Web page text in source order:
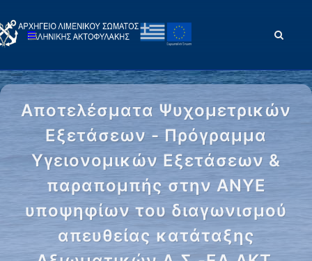
Αποτελέσματα Ψυχομετρικών
Εξετάσεων - Πρόγραμμα
Υγειονομικών Εξετάσεων &
παραπομπής στην ΑΝΥΕ
υποψηφίων του διαγωνισμού
απευθείας κατάταξης